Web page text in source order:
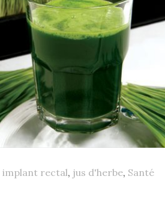
implant rectal, jus d'herbe, Santé